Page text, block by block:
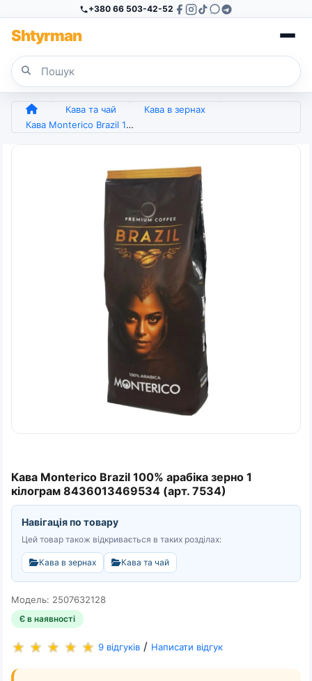
+380 66 503-42-52
Shtyrman
Кава та чай
Кава в зернах
Кава Monterico Brazil 100% арабіка зерно 1 кілограм 8436013469534 (арт. 7534)
Кава Monterico Brazil 100% арабіка зерно 1
кілограм 8436013469534 (арт. 7534)
Навігація по товару
Цей товар також відкривається в таких розділах:
Кава в зернах Кава та чай
Модель: 2507632128
Є в наявності
9 відгуків / Написати відгук